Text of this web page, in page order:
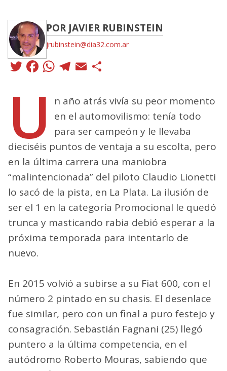
POR JAVIER RUBINSTEIN
jrubinstein@dia32.com.ar
Twitter
Facebook
WhatsApp
Telegram
Email
U
n año atrás vivía su peor momento
en el automovilismo: tenía todo
para ser campeón y le llevaba
dieciséis puntos de ventaja a su escolta, pero
en la última carrera una maniobra
“malintencionada” del piloto Claudio Lionetti
lo sacó de la pista, en La Plata. La ilusión de
ser el 1 en la categoría Promocional le quedó
trunca y masticando rabia debió esperar a la
próxima temporada para intentarlo de
nuevo.
En 2015 volvió a subirse a su Fiat 600, con el
número 2 pintado en su chasis. El desenlace
fue similar, pero con un final a puro festejo y
consagración. Sebastián Fagnani (25) llegó
puntero a la última competencia, en el
autódromo Roberto Mouras, sabiendo que